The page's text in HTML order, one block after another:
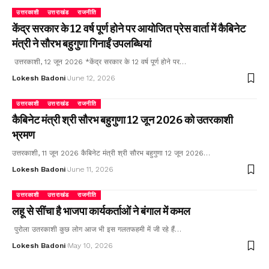
उत्तरकाशी उत्तराखंड राजनीति
केंद्र सरकार के 12 वर्ष पूर्ण होने पर आयोजित प्रेस वार्ता में कैबिनेट
मंत्री ने सौरभ बहुगुणा गिनाईं उपलब्धियां
उत्तरकाशी, 12 जून 2026 *केंद्र सरकार के 12 वर्ष पूर्ण होने पर…
Lokesh Badoni June 12, 2026
उत्तरकाशी उत्तराखंड राजनीति
कैबिनेट मंत्री श्री सौरभ बहुगुणा 12 जून 2026 को उतरकाशी
भ्रमण
उत्तरकाशी, 11 जून 2026 कैबिनेट मंत्री श्री सौरभ बहुगुणा 12 जून 2026…
Lokesh Badoni June 11, 2026
उत्तरकाशी उत्तराखंड राजनीति
लहू से सींचा है भाजपा कार्यकर्ताओं ने बंगाल में कमल
पुरोला उतरकाशी कुछ लोग आज भी इस गलतफहमी में जी रहे हैं…
Lokesh Badoni May 10, 2026